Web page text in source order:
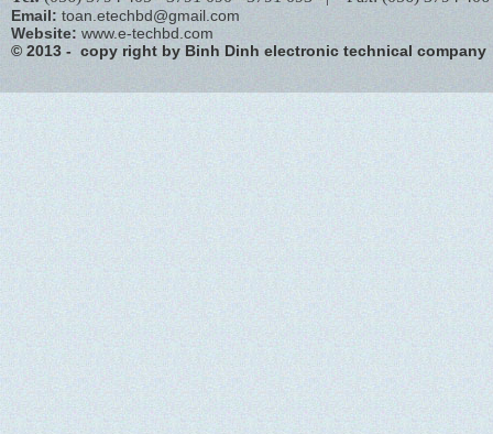
Email: toan.etechbd@gmail.com
Website: www.e-techbd.com
© 2013 - copy right by Binh Dinh electronic technical company